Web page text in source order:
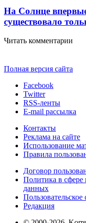
На Солнце
существовало
Читать комментарии
Полная версия сайта
Facebook
Twitter
RSS-ленты
E-mail рассылка
Контакты
Реклама на сайте
Использование
Правила
Договор
Политика в сфере
данных
Пользовательское
Редакция